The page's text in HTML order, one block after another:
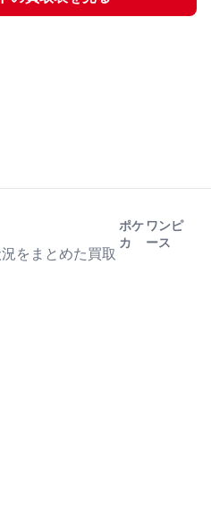
をまとめた買取
ポケ
カ
ワンピ
ース